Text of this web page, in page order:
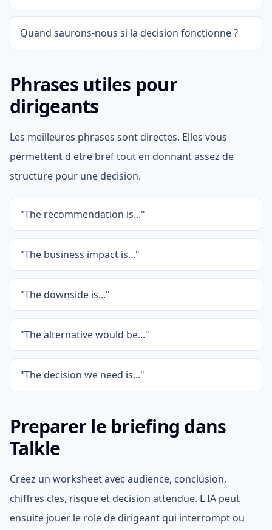
Quand saurons-nous si la decision fonctionne ?
Phrases utiles pour
dirigeants
Les meilleures phrases sont directes. Elles vous
permettent d etre bref tout en donnant assez de
structure pour une decision.
"The recommendation is..."
"The business impact is..."
"The downside is..."
"The alternative would be..."
"The decision we need is..."
Preparer le briefing dans
Talkle
Creez un worksheet avec audience, conclusion,
chiffres cles, risque et decision attendue. L IA peut
ensuite jouer le role de dirigeant qui interrompt ou